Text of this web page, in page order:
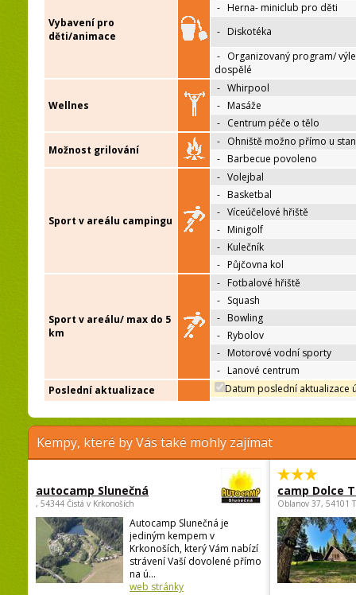
Vybavení pro
děti/animace
- Herna- miniclub pro děti
- Diskotéka
- Organizovaný program/
dospělé
Wellnes
- Whirpool
- Masáže
- Centrum péče o tělo
Možnost grilování
- Ohniště možno přímo u
- Barbecue povoleno
Sport v areálu campingu
- Volejbal
- Basketbal
- Víceúčelové hřiště
- Minigolf
- Kulečník
- Půjčovna kol
Sport v areálu/ max do 5
km
- Fotbalové hřiště
- Squash
- Bowling
- Rybolov
- Motorové vodní sporty
- Lanové centrum
Poslední aktualizace
Datum poslední aktualizace
Kempy, které by Vás také mohly zajímat
autocamp Slunečná
, 54344 Čistá v Krkonoších
Autocamp Slunečná je
jediným kempem v
Krkonoších, který Vám nabízí
strávení Vaší dovolené přímo
na ú...
web stránky
camp Dolce
Oblanov 37, 54101